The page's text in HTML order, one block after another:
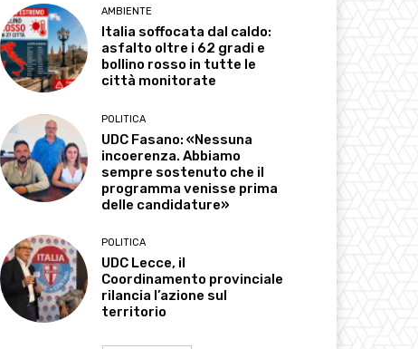
AMBIENTE
Italia soffocata dal caldo:
asfalto oltre i 62 gradi e
bollino rosso in tutte le
città monitorate
POLITICA
UDC Fasano: «Nessuna
incoerenza. Abbiamo
sempre sostenuto che il
programma venisse prima
delle candidature»
POLITICA
UDC Lecce, il
Coordinamento provinciale
rilancia l’azione sul
territorio